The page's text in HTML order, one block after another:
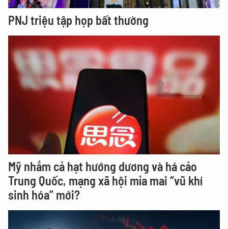
PNJ triệu tập họp bất thường
Mỹ nhắm cả hạt hướng dương và há cảo
Trung Quốc, mạng xã hội mỉa mai “vũ khí
sinh hóa” mới?